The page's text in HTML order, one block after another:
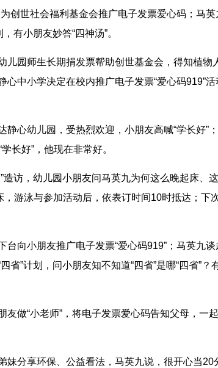
创世社会福利基金会推广电子发票爱心码；马
有小朋友妙答“四神汤”。
园师生长期捐发票帮助创世基金会，得知植物
心中小学决定在校内推广电子发票“爱心码919”
心幼儿园，受热烈欢迎，小朋友高喊“学长好”
长好”，他现在非常好。
访，幼儿园小朋友问马英九为何这么晚起床、这
游泳与参加活动后，依表订时间10时抵达；下
向小朋友推广电子发票“爱心码919”；马英九谈
省”计划，问小朋友知不知道“四省”是哪“四省”？
做“小老师”，将电子发票爱心码告知父母，一
分享环保、公益看法，马英九说，很开心当20